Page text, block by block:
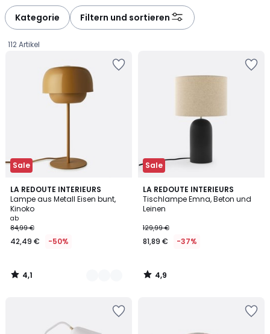
Kategorie Filtern und sortieren
112 Artikel
Sale
LA REDOUTE INTERIEURS
Lampe aus Metall Eisen bunt,
Kinoko
Ab
42,49
€
84,99
€
ab
84,99 €
42,49 € -50%
4,1
/ 5
4
Farben
4,1
/
Sale
LA REDOUTE INTERIEURS
Tischlampe Emna, Beton und
Leinen
129,99 €
81,89 € -37%
4,9
/ 5
4,9
/